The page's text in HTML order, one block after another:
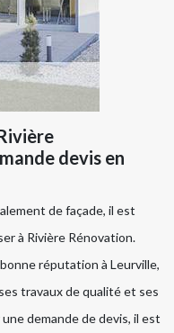
devis en
de façade, il est
à Rivière Rénovation.
réputation à Leurville,
travaux de qualité et ses
demande de devis, il est